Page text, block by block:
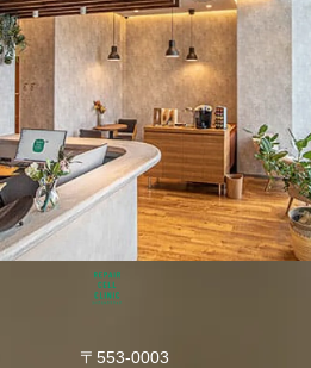
〒553-0003